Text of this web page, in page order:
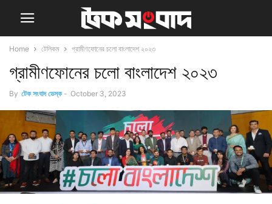
Home টেলিকম গ্রামীণফোনের চলো বাংলাদেশ ২০২৩
গ্রামীণফোনের চলো বাংলাদেশ ২০২৩
By টেক সংবাদ ডেস্ক - October 3, 2023